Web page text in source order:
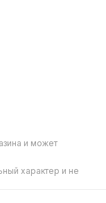
и может
характер и не